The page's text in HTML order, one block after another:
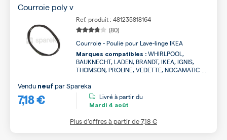
Courroie poly v
Ref. produit : 481235818164
(80)
Courroie - Poulie pour Lave-linge IKEA
Marques compatibles : WHIRLPOOL,
BAUKNECHT, LADEN, BRANDT, IKEA, IGNIS,
THOMSON, PROLINE, VEDETTE, NOGAMATIC ...
7,18 €
Vendu neuf parSpareka
Livré à partir du
Mardi 4 août
Plus d’offres à partir de7,18 €